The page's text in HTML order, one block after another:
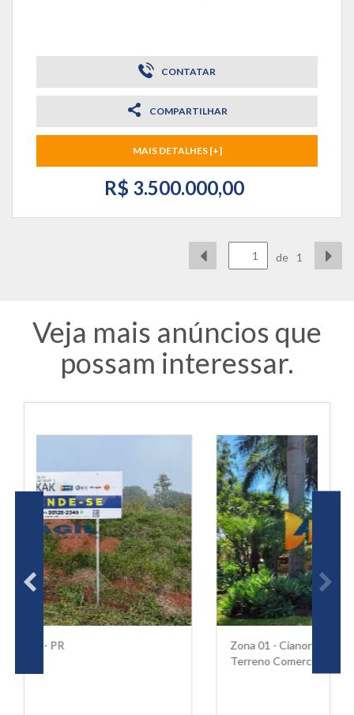
CONTATAR
COMPARTILHAR
MAIS DETALHES [+]
R$ 3.500.000,00
de 1
Veja mais anúncios que
possam interessar.
Zona 01 - Cianorte - PR
Terreno Comercial